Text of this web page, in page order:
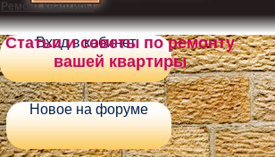
Ремонт квартиры
Статьи и советы по ремонту
вашей квартиры
Вход в кабинет
Новое на форуме